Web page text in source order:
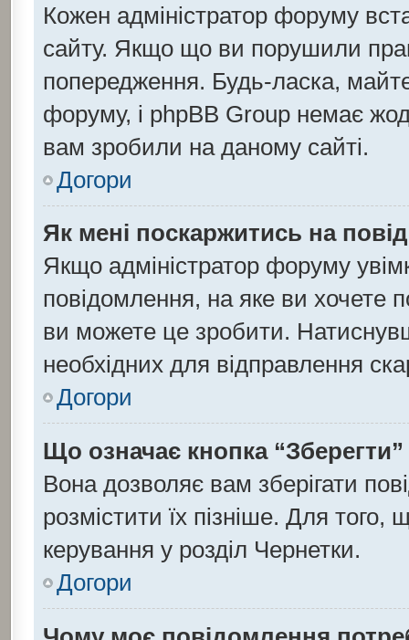
Кожен адміністратор форуму
сайту. Якщо що ви порушили
попередження. Будь-ласка,
форуму, і phpBB Group немає
вам зробили на даному сайті.
Догори
Як мені поскаржитись на
Якщо адміністратор форуму
повідомлення, на яке ви хочете
ви можете це зробити.
необхідних для відправлення
Догори
Що означає кнопка
Вона дозволяє вам зберігати
розмістити їх пізніше. Для
керування у розділ Чернетки.
Догори